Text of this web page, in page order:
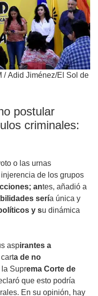
/Adid Jiménez/El Sol de
postular
criminales:
o las urnas
de los grupos
antes, añadió a
sería única y
y su dinámica
aspirantes a
a de no
la Suprema Corte de
que esto podría
En su opinión, hay